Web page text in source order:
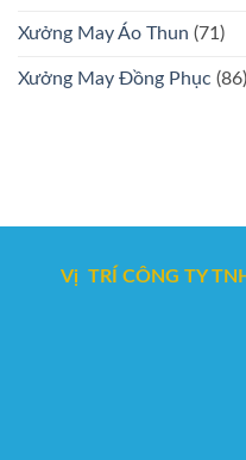
Xưởng May Áo Thun (71)
Xưởng May Đồng Phục (86)
Vị TRÍ CÔNG TY